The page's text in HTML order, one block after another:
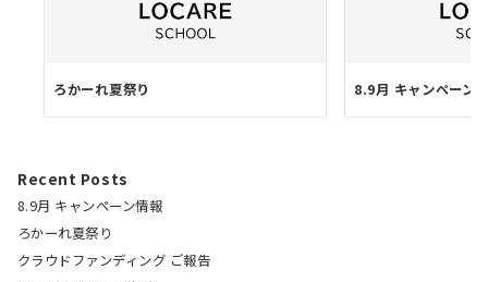
ろかーれ夏祭り 8.9月 キャンペーン
Recent Posts
8.9月 キャンペーン情報
ろかーれ夏祭り
クラウドファンディング ご報告